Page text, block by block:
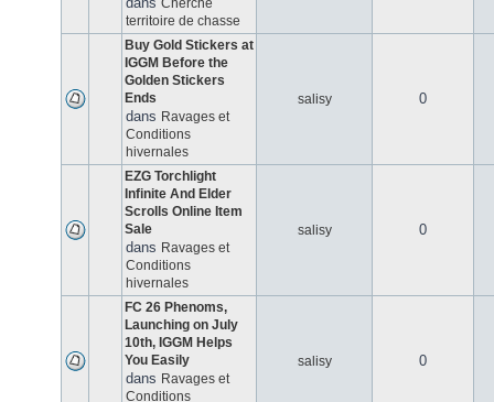
Cherche
territoire de chasse
Buy Gold Stickers at
IGGM Before the
Golden Stickers
Ends
dans Ravages et
Conditions
hivernales
salisy 0
EZG Torchlight
Infinite And Elder
Scrolls Online Item
Sale
dans Ravages et
Conditions
hivernales
salisy 0
FC 26 Phenoms,
Launching on July
10th, IGGM Helps
You Easily
dans Ravages et
Conditions
salisy 0